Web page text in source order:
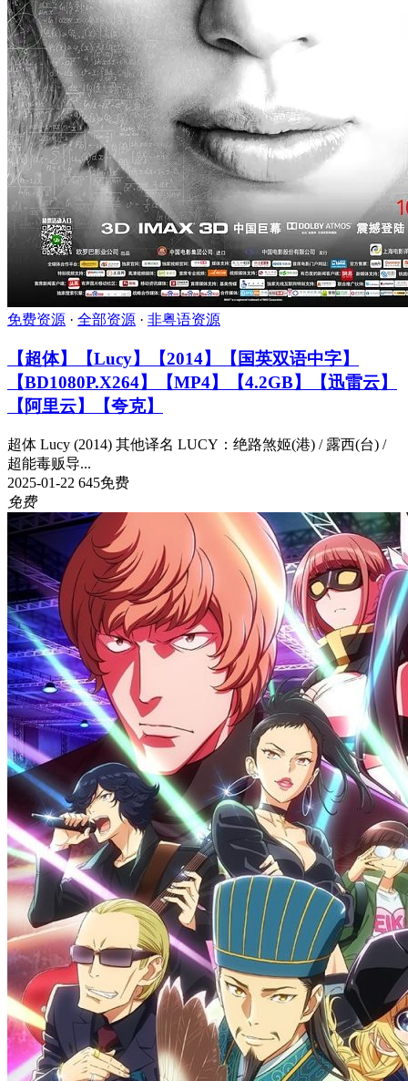
免费资源 · 全部资源 · 非粤语资源
【超体】【Lucy】【2014】【国英双语中字】
【BD1080P.X264】【MP4】【4.2GB】【迅雷云】
【阿里云】【夸克】
超体 Lucy (2014) 其他译名 LUCY：绝路煞姬(港) / 露西(台) /
超能毒贩导...
2025-01-22 645免费
免费